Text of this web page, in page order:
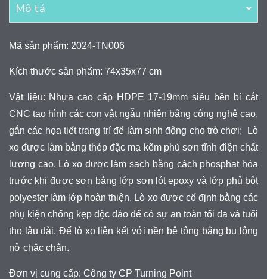
Mô tả
Mã sản phẩm: 2024-TN006
Kích thước sản phẩm: 74x35x77 cm
Vật liệu: Nhựa cao cấp HDPE 17-19mm siêu bền bỉ cắt
CNC tạo hình các con vật ngẫu nhiên bằng công nghệ cao,
gắn các họa tiết trang trí để làm sinh động cho trò chơi; Lò
xo được làm bằng thép đặc mạ kẽm phủ sơn tĩnh điện chất
lượng cao. Lò xo được làm sạch bằng cách phosphat hóa
trước khi được sơn bằng lớp sơn lót epoxy và lớp phủ bột
polyester làm lớp hoàn thiện. Lò xo được cố định bằng các
phụ kiện chống kẹp độc đáo để có sự an toàn tối đa và tuổi
thọ lâu dài. Đế lò xo liên kết với nền bê tông bằng bu lông
nở chắc chắn.
Đơn vị cung cấp: Công ty CP Turning Point